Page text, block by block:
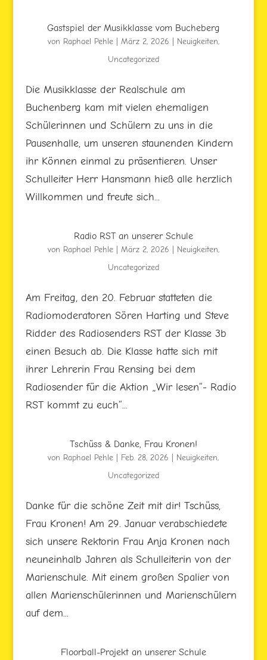
Gastspiel der Musikklasse vom Bucheberg
von Raphael Pehle| März 2, 2026 Neuigkeiten,
Uncategorized
Die Musikklasse der Realschule am
Buchenberg kam mit vielen ehemaligen
Schülerinnen und Schülern zu uns in die
Pausenhalle, um unseren staunenden Kindern
ihr Können einmal zu präsentieren. Unser
Schulleiter Herr Hansmann hieß alle herzlich
Willkommen und freute sich...
Radio RST an unserer Schule
von Raphael Pehle| März 2, 2026 Neuigkeiten,
Uncategorized
Am Freitag, den 20. Februar statteten die
Radiomoderatoren Sören Harting und Steve
Ridder des Radiosenders RST der Klasse 3b
einen Besuch ab. Die Klasse hatte sich mit
ihrer Lehrerin Frau Rensing bei dem
Radiosender für die Aktion „Wir lesen“- Radio
RST kommt zu euch“...
Tschüss & Danke, Frau Kronen!
von Raphael Pehle Feb. 28, 2026 Neuigkeiten,
Uncategorized
Danke für die schöne Zeit mit dir! Tschüss,
Frau Kronen! Am 29. Januar verabschiedete
sich unsere Rektorin Frau Anja Kronen nach
neuneinhalb Jahren als Schulleiterin von der
Marienschule. Mit einem großen Spalier von
allen Marienschülerinnen und Marienschülern
auf dem...
Floorball-Projekt an unserer Schule